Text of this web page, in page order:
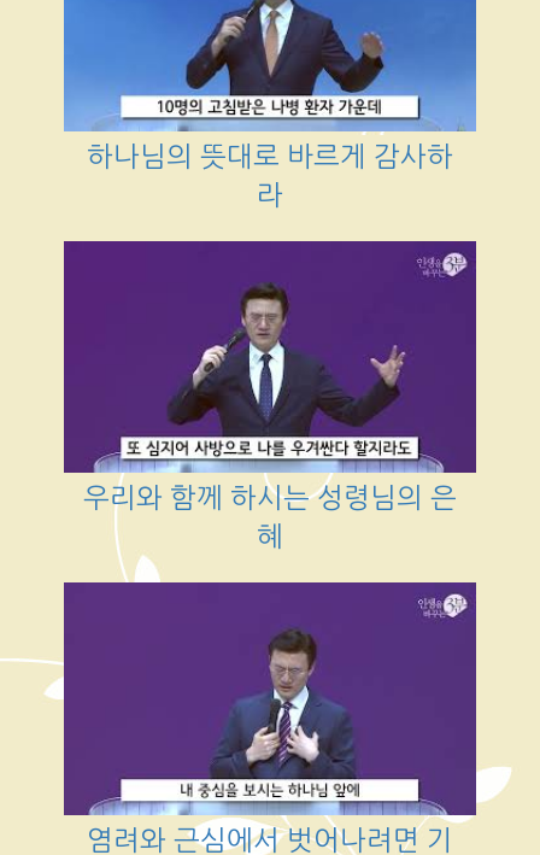
하나님의 뜻대로 바르게 감사하
라
우리와 함께 하시는 성령님의 은
혜
염려와 근심에서 벗어나려면 기